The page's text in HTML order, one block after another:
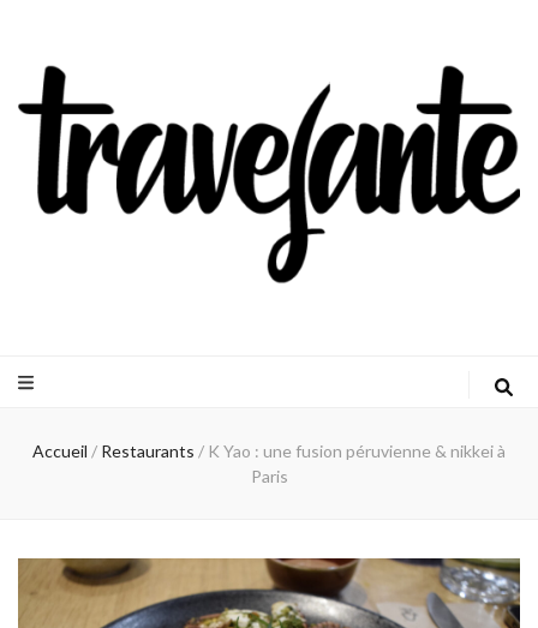
Travejante
Accueil / Restaurants / K Yao : une fusion péruvienne & nikkei à
Paris